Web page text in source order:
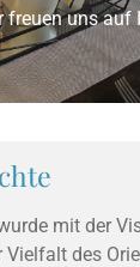
freuen uns auf
mit der
des